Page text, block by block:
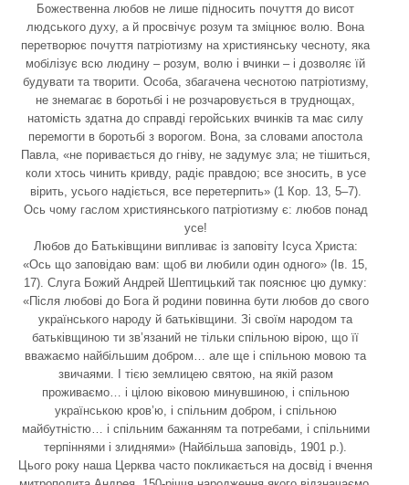
Божественна любов не лише підносить почуття до висот
людського духу, а й просвічує розум та зміцнює волю. Вона
перетворює почуття патріотизму на християнську чесноту, яка
мобілізує всю людину – розум, волю і вчинки – і дозволяє їй
будувати та творити. Особа, збагачена чеснотою патріотизму,
не знемагає в боротьбі і не розчаровується в труднощах,
натомість здатна до справді геройських вчинків та має силу
перемогти в боротьбі з ворогом. Вона, за словами апостола
Павла, «не поривається до гніву, не задумує зла; не тішиться,
коли хтось чинить кривду, радіє правдою; все зносить, в усе
вірить, усього надіється, все перетерпить» (1 Кор. 13, 5–7).
Ось чому гаслом християнського патріотизму є: любов понад
усе!
Любов до Батьківщини випливає із заповіту Ісуса Христа:
«Ось що заповідаю вам: щоб ви любили один одного» (Ів. 15,
17). Слуга Божий Андрей Шептицький так пояснює цю думку:
«Після любові до Бога й родини повинна бути любов до свого
українського народу й батьківщини. Зі своїм народом та
батьківщиною ти зв’язаний не тільки спільною вірою, що її
вважаємо найбільшим добром… але ще і спільною мовою та
звичаями. І тією землицею святою, на якій разом
проживаємо… і цілою віковою минувшиною, і спільною
українською кров’ю, і спільним добром, і спільною
майбутністю… і спільним бажанням та потребами, і спільними
терпіннями і злиднями» (Найбільша заповідь, 1901 р.).
Цього року наша Церква часто покликається на досвід і вчення